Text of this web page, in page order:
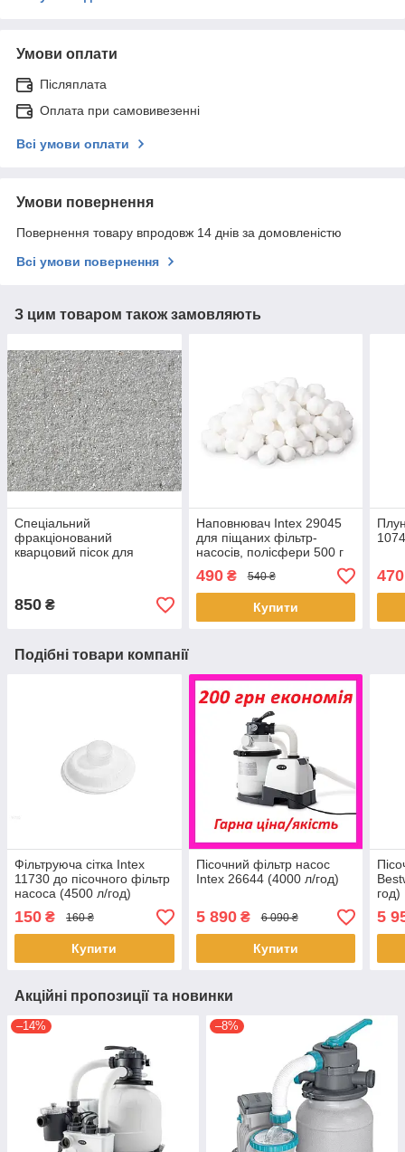
Умови оплати
Післяплата
Оплата при самовивезенні
Всі умови оплати
Умови повернення
Повернення товару впродовж 14 днів за домовленістю
Всі умови повернення
З цим товаром також замовляють
Спеціальний
фракціонований
кварцовий пісок для
850 ₴
Наповнювач Intex 29045
для піщаних фільтр-
насосів, полісфери 500 г
490₴ 540 ₴
Купити
470
Подібні товари компанії
Фільтруюча сітка Intex
11730 до пісочного фільтр
насоса (4500 л/год)
150 ₴ 160 ₴
Купити
Пісочний фільтр насос
Intex 26644 (4000 л/год)
5 890₴ 6 090 ₴
Купити
год)
5
Акційні пропозиції та новинки
–14% –8%